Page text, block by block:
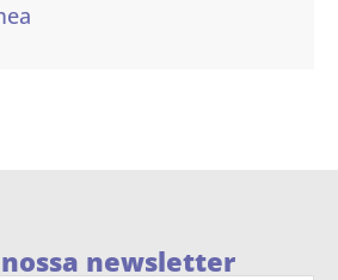
newsletter